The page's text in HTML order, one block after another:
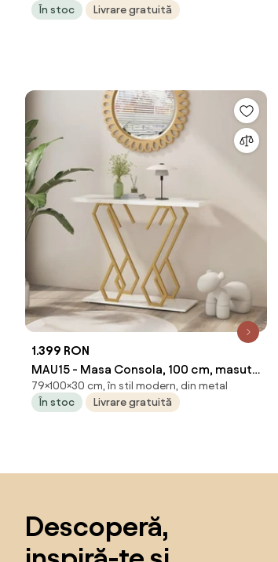
În stoc
Livrare gratuită
1.399 RON
MAU15 - Masa Consola, 100 cm, masuta
hol, living, dormitor - Auriu - Alb
Imitatie de Marmura
79×100×30 cm, în stil modern, din metal
În stoc
Livrare gratuită
Descoperă,